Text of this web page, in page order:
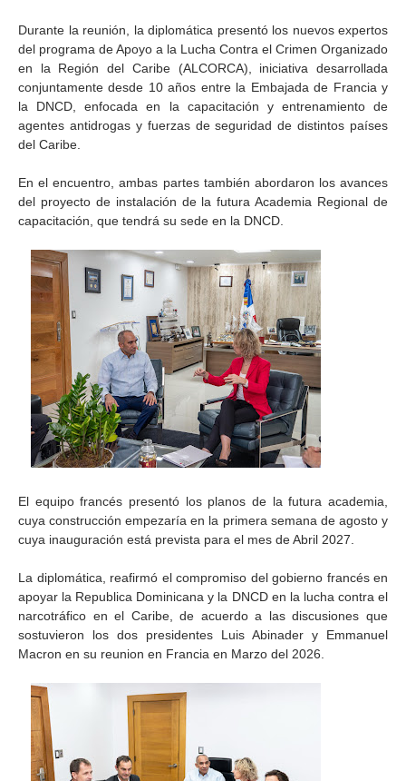
Durante la reunión, la diplomática presentó los nuevos expertos
del programa de Apoyo a la Lucha Contra el Crimen Organizado
en la Región del Caribe (ALCORCA), iniciativa desarrollada
conjuntamente desde 10 años entre la Embajada de Francia y
la DNCD, enfocada en la capacitación y entrenamiento de
agentes antidrogas y fuerzas de seguridad de distintos países
del Caribe.
En el encuentro, ambas partes también abordaron los avances
del proyecto de instalación de la futura Academia Regional de
capacitación, que tendrá su sede en la DNCD.
El equipo francés presentó los planos de la futura academia,
cuya construcción empezaría en la primera semana de agosto y
cuya inauguración está prevista para el mes de Abril 2027.
La diplomática, reafirmó el compromiso del gobierno francés en
apoyar la Republica Dominicana y la DNCD en la lucha contra el
narcotráfico en el Caribe, de acuerdo a las discusiones que
sostuvieron los dos presidentes Luis Abinader y Emmanuel
Macron en su reunion en Francia en Marzo del 2026.